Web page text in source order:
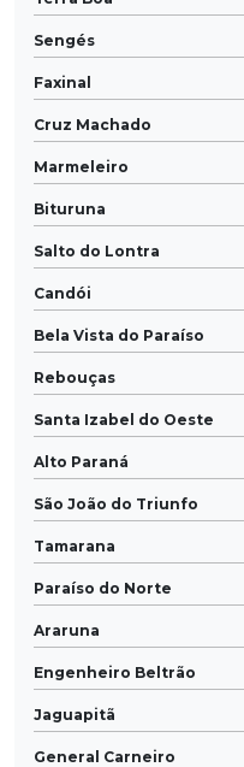
Sengés
Faxinal
Cruz Machado
Marmeleiro
Bituruna
Salto do Lontra
Candói
Bela Vista do Paraíso
Rebouças
Santa Izabel do Oeste
Alto Paraná
São João do Triunfo
Tamarana
Paraíso do Norte
Araruna
Engenheiro Beltrão
Jaguapitã
General Carneiro